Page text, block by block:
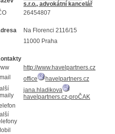
s.r.o., advokátní kancelář
26454807
Na Florenci 2116/15
11000 Praha
http://www.havelpartners.cz
office
havelpartners.cz
jana.hladikova
havelpartners.cz-proČAK